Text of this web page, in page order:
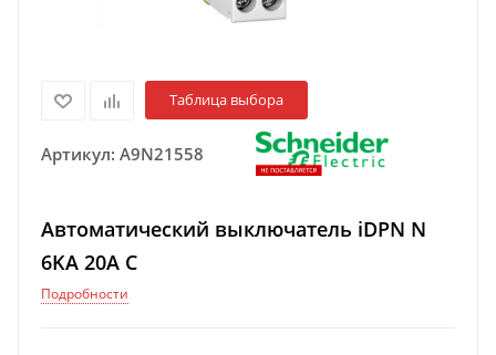
Таблица выбора
Артикул: A9N21558
Автоматический выключатель iDPN N
6KA 20A C
Подробности